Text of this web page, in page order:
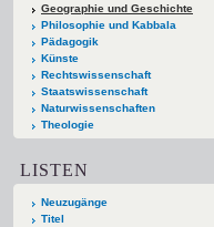
Geographie und Geschichte
Philosophie und Kabbala
Pädagogik
Künste
Rechtswissenschaft
Staatswissenschaft
Naturwissenschaften
Theologie
LISTEN
Neuzugänge
Titel